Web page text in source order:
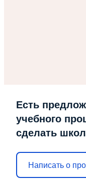
Есть
учебного
сделать
Написать о